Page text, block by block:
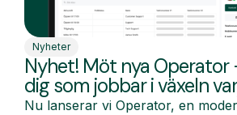
Nyheter
Nyhet! Möt nya Operator
dig som jobbar i växeln
Nu lanserar vi Operator, en